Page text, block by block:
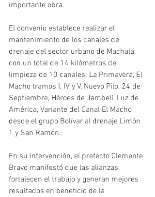
importante obra.
El convenio establece realizar el
mantenimiento de los canales de
drenaje del sector urbano de Machala,
con un total de 14 kilómetros de
limpieza de 10 canales: La Primavera, El
Macho tramos I, IV y V, Nuevo Pilo, 24 de
Septiembre, Héroes de Jambelí, Luz de
América, Variante del Canal El Macho
desde el grupo Bolívar al drenaje Limón
1 y San Ramón.
En su intervención, el prefecto Clemente
Bravo manifestó que las alianzas
fortalecen el trabajo y generan mejores
resultados en beneficio de la